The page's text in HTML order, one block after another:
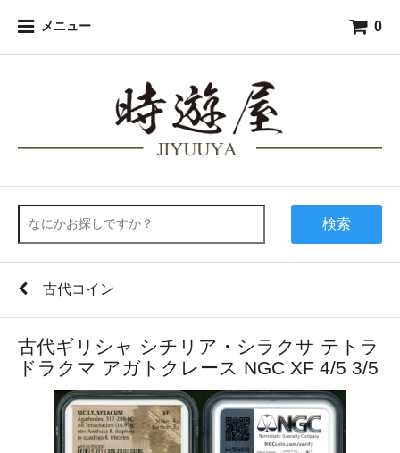
メニュー 0
検索
古代コイン
古代ギリシャ シチリア・シラクサ テトラ
ドラクマ アガトクレース NGC XF 4/5 3/5